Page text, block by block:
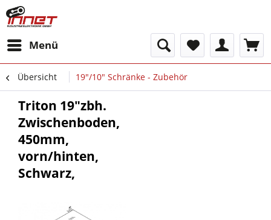
Menü
Übersicht 19"/10" Schränke - Zubehör
Triton 19"zbh.
Zwischenboden,
450mm,
vorn/hinten,
Schwarz,